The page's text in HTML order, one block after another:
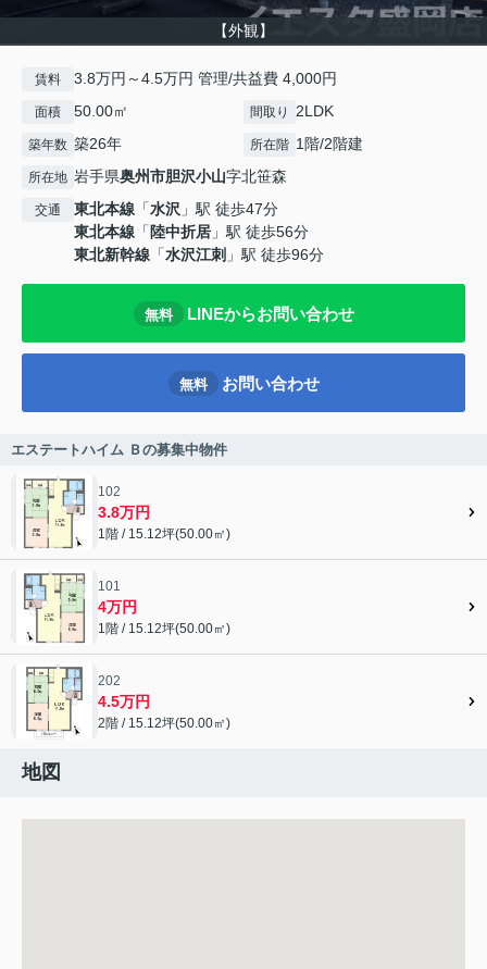
【外観】
賃料 3.8万円～4.5万円 管理/共益費 4,000円
面積 50.00㎡ 間取り 2LDK
築年数 築26年 所在階 1階/2階建
所在地 岩手県奥州市胆沢小山字北笹森
交通 東北本線 「水沢 」駅 徒歩47分
東北本線 「 陸中折居 」駅 徒歩56分
東北新幹線 「水沢江刺 」駅 徒歩96分
無料 LINEからお問い合わせ
無料 お問い合わせ
エステートハイム Ｂの募集中物件
102
3.8万円
1階 / 15.12坪(50.00㎡)
101
4万円
1階 / 15.12坪(50.00㎡)
202
4.5万円
2階 / 15.12坪(50.00㎡)
地図